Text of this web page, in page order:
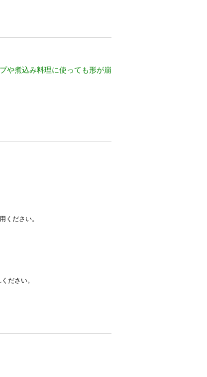
や煮込み料理に使っても形が崩
ください。
ださい。